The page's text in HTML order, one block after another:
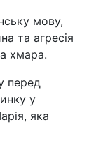
мову,
та агресія
хмара.
перед
у
яка